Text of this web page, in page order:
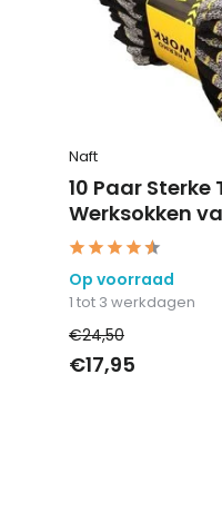
Naft
10 Paar Sterke
Werksokken
Op voorraad
1 tot 3 werkdagen
€24,50
€17,95